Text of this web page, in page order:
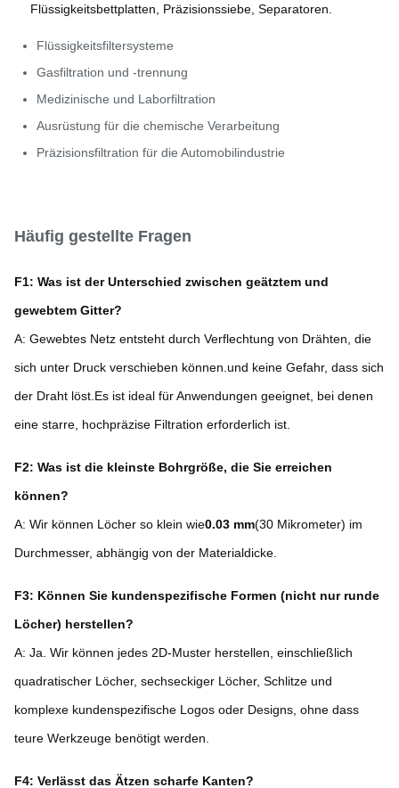
Flüssigkeitsbettplatten, Präzisionssiebe, Separatoren.
Flüssigkeitsfiltersysteme
Gasfiltration und -trennung
Medizinische und Laborfiltration
Ausrüstung für die chemische Verarbeitung
Präzisionsfiltration für die Automobilindustrie
Häufig gestellte Fragen
F1: Was ist der Unterschied zwischen geätztem und
gewebtem Gitter?
A: Gewebtes Netz entsteht durch Verflechtung von Drähten, die
sich unter Druck verschieben können.und keine Gefahr, dass sich
der Draht löst.Es ist ideal für Anwendungen geeignet, bei denen
eine starre, hochpräzise Filtration erforderlich ist.
F2: Was ist die kleinste Bohrgröße, die Sie erreichen
können?
A: Wir können Löcher so klein wie0.03 mm(30 Mikrometer) im
Durchmesser, abhängig von der Materialdicke.
F3: Können Sie kundenspezifische Formen (nicht nur runde
Löcher) herstellen?
A: Ja. Wir können jedes 2D-Muster herstellen, einschließlich
quadratischer Löcher, sechseckiger Löcher, Schlitze und
komplexe kundenspezifische Logos oder Designs, ohne dass
teure Werkzeuge benötigt werden.
F4: Verlässt das Ätzen scharfe Kanten?